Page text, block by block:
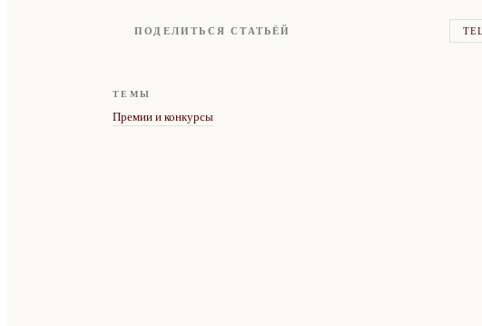
ПОДЕЛИТЬСЯ СТАТЬЁЙ
ТЕМЫ
Премии и конкурсы